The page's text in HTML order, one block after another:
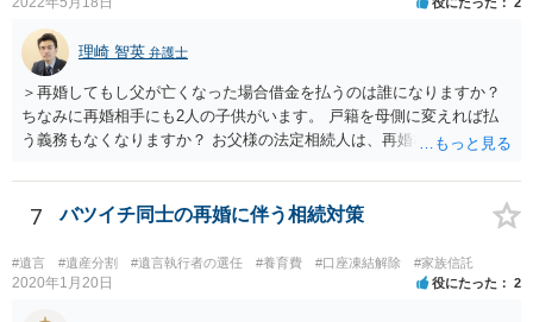
理崎 智英 弁護士
＞再婚してもし父が亡くなった場合借金を払うのは誰になりますか？
ちなみに再婚相手にも2人の子供がいます。 戸籍を母側に変えれば払
う義務もなくなりますか？ お父様の法定相続人は、再婚相手とご相談
戸籍がどこにあるのかは関係ありません。 ただし、お父様が亡くなっ
たことを知ってから３か月以内に家庭裁判所にて「相続放棄」の手続
7 バツイチ同士の再婚に伴う相続対策
#遺言 #遺産分割 #遺言執行者の選任 #養育費 #口座凍結解除 #家族信託
2020年1月20日 役にたった 2